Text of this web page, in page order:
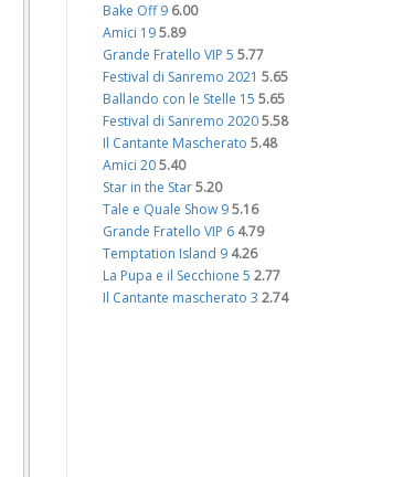
Bake Off 9 6.00
Amici 19 5.89
Grande Fratello VIP 5 5.77
Festival di Sanremo 2021 5.65
Ballando con le Stelle 15 5.65
Festival di Sanremo 2020 5.58
Il Cantante Mascherato 5.48
Amici 20 5.40
Star in the Star 5.20
Tale e Quale Show 9 5.16
Grande Fratello VIP 6 4.79
Temptation Island 9 4.26
La Pupa e il Secchione 5 2.77
Il Cantante mascherato 3 2.74